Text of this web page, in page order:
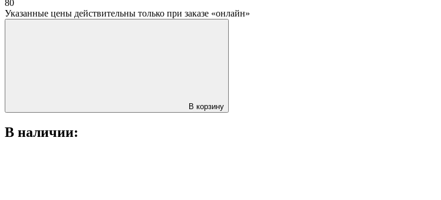
80
Указанные цены действительны только при заказе «онлайн»
В корзину
В наличии: